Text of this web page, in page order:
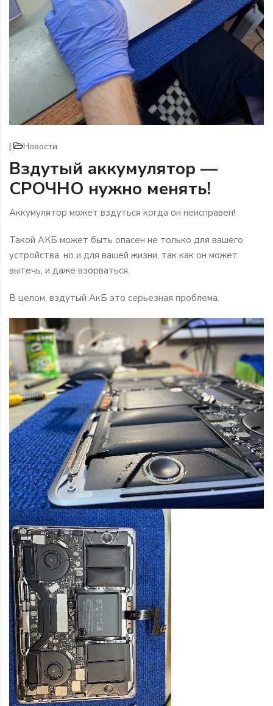
| Новости
Вздутый аккумулятор —
СРОЧНО нужно менять️!
Аккумулятор может вздуться когда он неисправен!
Такой АКБ может быть опасен не только для вашего
устройства, но и для вашей жизни, так как он может
вытечь, и даже взорваться.
В целом, вздутый АкБ это серьезная проблема.